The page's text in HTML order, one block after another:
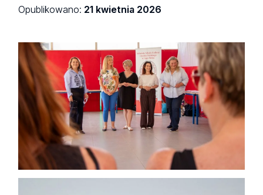
Opublikowano: 21 kwietnia 2026